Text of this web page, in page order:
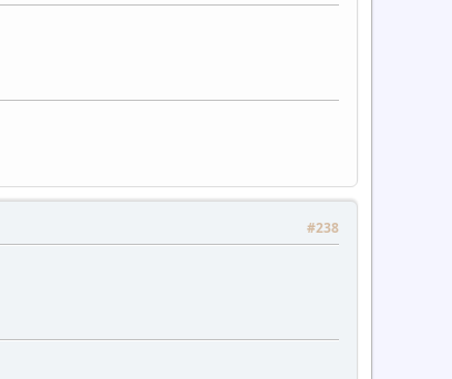
#238